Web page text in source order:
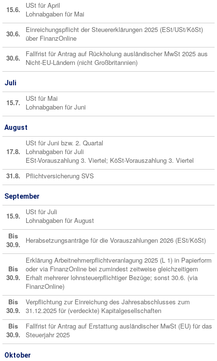
15.6.
USt für April
Lohnabgaben für Mai
30.6.
Einreichungspflicht der Steuererklärungen 2025 (ESt/USt/KöSt)
über FinanzOnline
30.6.
Fallfrist für Antrag auf Rückholung ausländischer MwSt 2025 aus
Nicht-EU-Ländern (nicht Großbritannien)
Juli
15.7.
USt für Mai
Lohnabgaben für Juni
August
17.8.
USt für Juni bzw. 2. Quartal
Lohnabgaben für Juli
ESt-Vorauszahlung 3. Viertel; KöSt-Vorauszahlung 3. Viertel
31.8.
Pflichtversicherung SVS
September
15.9.
USt für Juli
Lohnabgaben für August
Bis
30.9.
Herabsetzungsanträge für die Vorauszahlungen 2026 (ESt/KöSt)
Bis
30.9.
Erklärung Arbeitnehmerpflichtveranlagung 2025 (L 1) in Papierform
oder via FinanzOnline bei zumindest zeitweise gleichzeitigem
Erhalt mehrerer lohnsteuerpflichtiger Bezüge; sonst 30.6. (via
FinanzOnline)
Bis
30.9.
Verpflichtung zur Einreichung des Jahresabschlusses zum
31.12.2025 für (verdeckte) Kapitalgesellschaften
Bis
30.9.
Fallfrist für Antrag auf Erstattung ausländischer MwSt (EU) für das
Steuerjahr 2025
Oktober